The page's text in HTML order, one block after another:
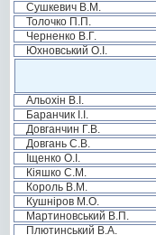
Сушкевич В.М.
Толочко П.П.
Черненко В.Г.
Юхновський О.І.
Альохін В.І.
Баранчик І.І.
Довганчин Г.В.
Довгань С.В.
Іщенко О.І.
Кіяшко С.М.
Король В.М.
Кушніров М.О.
Мартиновський В.П.
Плютинський В.А.